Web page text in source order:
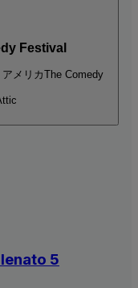
Festival
メリカThe Comedy
5